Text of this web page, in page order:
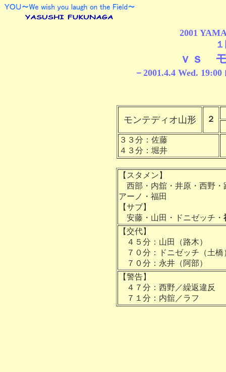
2001
ｖｓ
－2001.4.4 Wed.
モンテディオ山形 ２
３３分：佐藤
４３分：堀井
【スタメン】
西部・内舘・井原・西野・
アーノ・福田
【サブ】
安藤・山田・ドニゼッチ・
【交代】
４５分：山田（路木）
７０分：ドニゼッチ（土橋
７０分：永井（阿部）
【警告】
４７分：西野／繰返違反
７１分：内舘／ラフ